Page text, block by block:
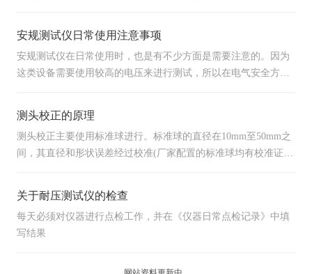
安规测试仪日常使用注意事项
安规测试仪在日常使用时，也是有不少方面是需要注意的。因为
这类设备需要使用较高的电压来进行测试，所以在电气安全方面
测头校正的原理
测头校正主要使用标准球进行。标准球的直径在10mm至50mm之
间，其直径和形状误差经过校准(厂家配置的标准球均有校准证
关于耐压测试仪的检查
每天必须对仪器进行点检工作，并在《仪器日常点检记录》中填
写结果